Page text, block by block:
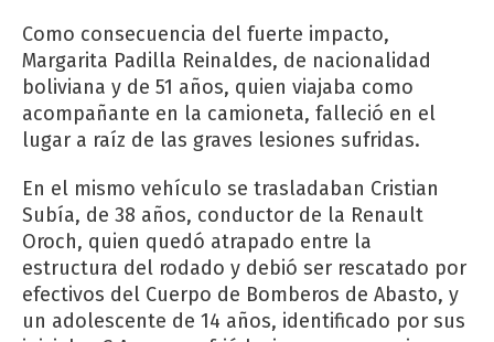
Como consecuencia del fuerte impacto,
Margarita Padilla Reinaldes, de nacionalidad
boliviana y de 51 años, quien viajaba como
acompañante en la camioneta, falleció en el
lugar a raíz de las graves lesiones sufridas.
En el mismo vehículo se trasladaban Cristian
Subía, de 38 años, conductor de la Renault
Oroch, quien quedó atrapado entre la
estructura del rodado y debió ser rescatado por
efectivos del Cuerpo de Bomberos de Abasto, y
un adolescente de 14 años, identificado por sus